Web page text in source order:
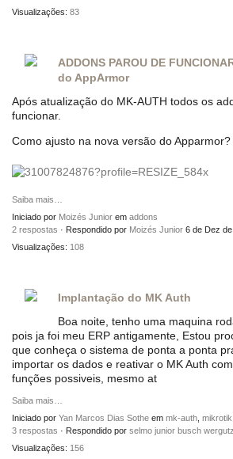
Visualizações: 83
ADDONS PAROU DE
do AppArmor
Após atualização do MK-AUTH todos os
funcionar.
Como ajusto na nova versão do Apparmor?
Saiba mais…
Iniciado por Moizés Junior em addons
2 respostas · Respondido por Moizés Junior 6 de Dez
Visualizações: 108
Implantação do MK Auth
Boa noite, tenho uma maquina
pois ja foi meu ERP antigamente, Estou
que conheça o sistema de ponta a ponta
importar os dados e reativar o MK Auth
funções possiveis, mesmo at
Saiba mais…
Iniciado por Yan Marcos Dias Sothe em mk-auth mikrotik
3 respostas · Respondido por selmo junior busch wergutz
Visualizações: 156